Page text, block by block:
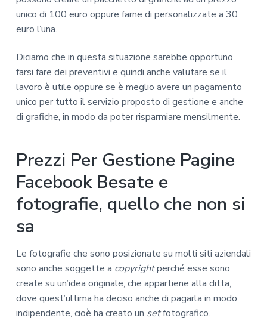
unico di 100 euro oppure farne di personalizzate a 30
euro l’una.
Diciamo che in questa situazione sarebbe opportuno
farsi fare dei preventivi e quindi anche valutare se il
lavoro è utile oppure se è meglio avere un pagamento
unico per tutto il servizio proposto di gestione e anche
di grafiche, in modo da poter risparmiare mensilmente.
Prezzi Per Gestione Pagine
Facebook Besate e
fotografie, quello che non si
sa
Le fotografie che sono posizionate su molti siti aziendali
sono anche soggette a copyrightperché esse sono
create su un’idea originale, che appartiene alla ditta,
dove quest’ultima ha deciso anche di pagarla in modo
indipendente, cioè ha creato un setfotografico.